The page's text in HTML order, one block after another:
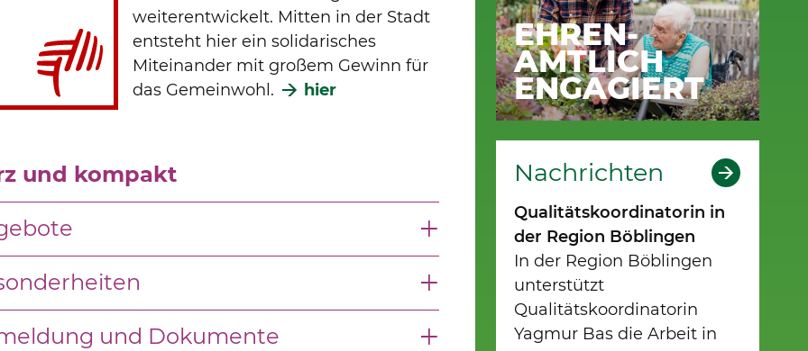
weiterentwickelt. Mitten in der Stadt
entsteht hier ein solidarisches
Miteinander mit großem Gewinn für
das Gemeinwohl.
hier
und kompakt
und Dokumente
EHREN-
AMTLICH
ENGAGIERT
Nachrichten
Qualitätskoordinatorin in
der Region Böblingen
In der Region Böblingen
unterstützt
Qualitätskoordinatorin
Yagmur Bas die Arbeit in